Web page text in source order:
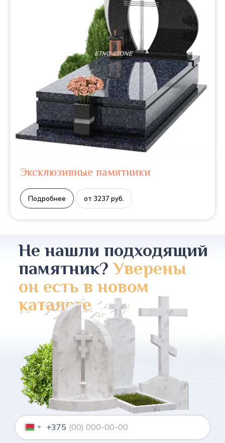
Эксклюзивные памятники
Подробнее от 3237 руб.
Не нашли подходящий
памятник?Уверены
он есть в новом
каталоге
+375